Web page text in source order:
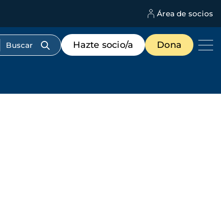
Área de socios
Menú
de
destacados
Hazte socio/a Dona